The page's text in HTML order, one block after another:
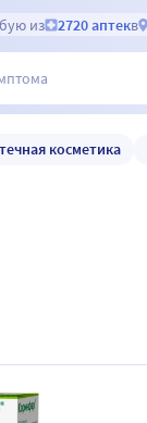
из 2720 аптекв
косметика